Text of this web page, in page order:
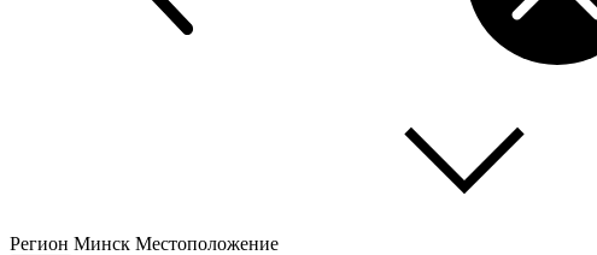
Регион Минск Местоположение